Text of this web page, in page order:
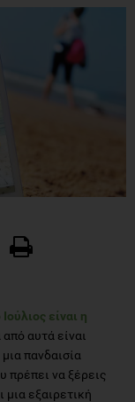
Ιούλιος είναι η
αυτά είναι
πανδαισία
να ξέρεις
εξαιρετική